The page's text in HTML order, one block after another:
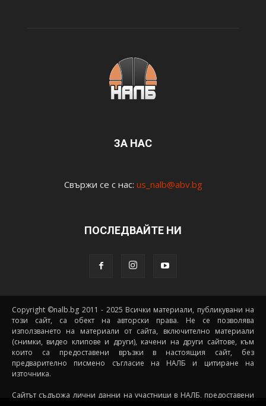
ЗА НАС
Свържи се с нас: us_nalb@abv.bg
ПОСЛЕДВАЙТЕ НИ
Copyright ©nalb.bg 2011 - 2025 Всички материали, публикувани на
този сайт, са обект на авторски права. Не се позволява
използването на материали от сайта, включително материали
(снимки, видео клипове и други), качени на други сайтове, към
които са предоставени връзки в настоящия сайт, без
предварително писмено съгласие на НАЛБ и цитиране на
източника.
Сайтът съдържа лични данни на участници в НАЛБ, предоставени